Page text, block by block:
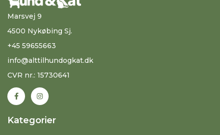
Marsvej 9
4500 Nykøbing Sj.
+45 59655663
info@alttilhundogkat.dk
CVR nr.: 15730641
Kategorier